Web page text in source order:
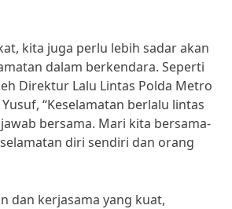
kita juga perlu lebih sadar akan
dalam berkendara. Seperti
Direktur Lalu Lintas Polda Metro
Yusuf, “Keselamatan berlalu lintas
bersama. Mari kita bersama-
diri sendiri dan orang
dan kerjasama yang kuat,